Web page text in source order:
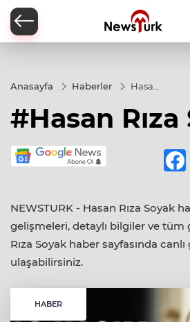
Anasayfa Haberler
Hasan
Soyak
#Hasan Rıza
NEWSTURK - Hasan Rıza Soyak
gelişmeleri, detaylı bilgiler ve tüm
Rıza Soyak haber sayfasında
ulaşabilirsiniz.
HABER